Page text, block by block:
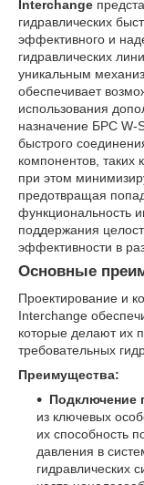
Interchange
гидравлических
эффективного и
гидравлических
уникальным
обеспечивает
использования
назначение БРС W-
быстрого
компонентов, таких
при этом
предотвращая
функциональность
поддержания
эффективности в
Основные
Проектирование и
Interchange
которые делают их
требовательных
Преимущества:
Подключение
из ключевых
их способность
давления в
гидравлических